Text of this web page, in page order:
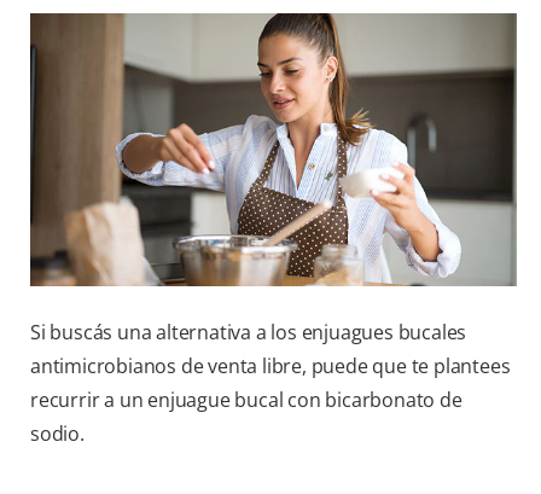
PARA PROFESIONALES
SUSCRIBITE
Si buscás una alternativa a los enjuagues bucales
antimicrobianos de venta libre, puede que te plantees
recurrir a un enjuague bucal con bicarbonato de
sodio.